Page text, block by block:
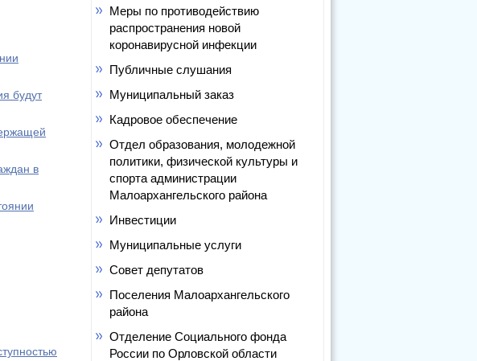
будут
в
Меры по противодействию
распространения новой
коронавирусной инфекции
Публичные слушания
Муниципальный заказ
Кадровое обеспечение
Отдел образования, молодежной
политики, физической культуры и
спорта администрации
Малоархангельского района
Инвестиции
Муниципальные услуги
Совет депутатов
Поселения Малоархангельского
района
Отделение Социального фонда
России по Орловской области